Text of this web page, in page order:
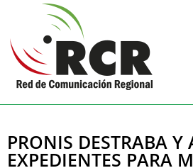
PRONIS DESTRABA Y
EXPEDIENTES PARA